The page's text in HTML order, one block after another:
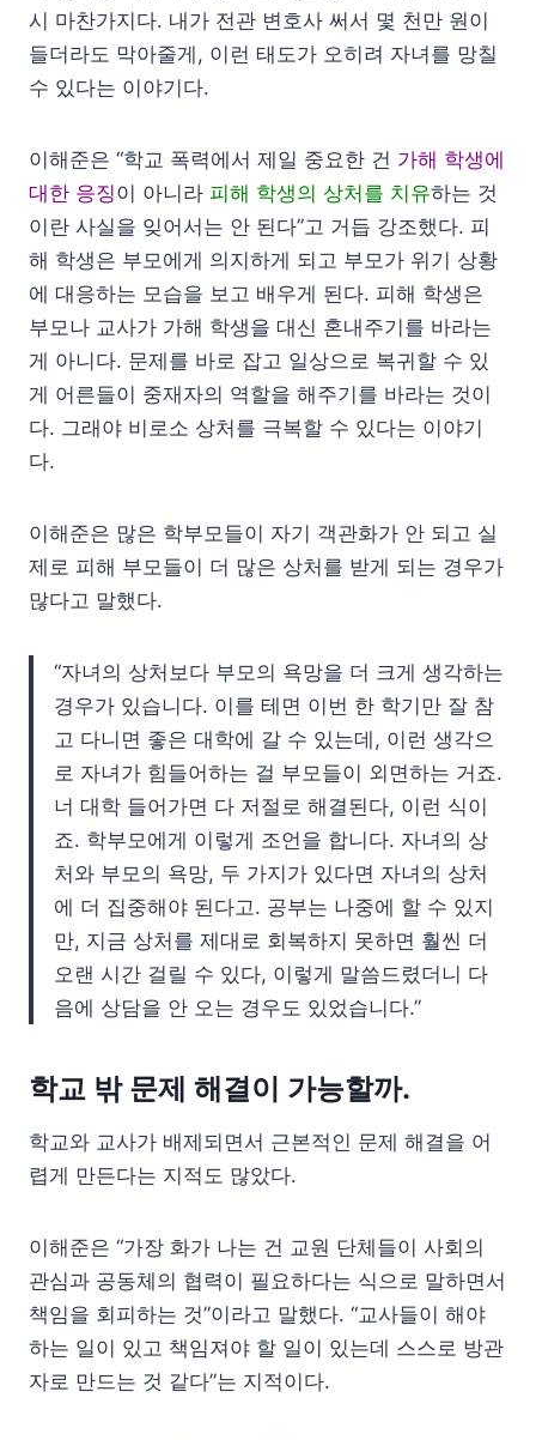
시 마찬가지다. 내가 전관 변호사 써서 몇 천만 원이
들더라도 막아줄게, 이런 태도가 오히려 자녀를 망칠
수 있다는 이야기다.
이해준은 “학교 폭력에서 제일 중요한 건 가해 학생에
대한 응징이 아니라 피해 학생의 상처를 치유하는 것
이란 사실을 잊어서는 안 된다”고 거듭 강조했다. 피
해 학생은 부모에게 의지하게 되고 부모가 위기 상황
에 대응하는 모습을 보고 배우게 된다. 피해 학생은
부모나 교사가 가해 학생을 대신 혼내주기를 바라는
게 아니다. 문제를 바로 잡고 일상으로 복귀할 수 있
게 어른들이 중재자의 역할을 해주기를 바라는 것이
다. 그래야 비로소 상처를 극복할 수 있다는 이야기
다.
이해준은 많은 학부모들이 자기 객관화가 안 되고 실
제로 피해 부모들이 더 많은 상처를 받게 되는 경우가
많다고 말했다.
“자녀의 상처보다 부모의 욕망을 더 크게 생각하는
경우가 있습니다. 이를 테면 이번 한 학기만 잘 참
고 다니면 좋은 대학에 갈 수 있는데, 이런 생각으
로 자녀가 힘들어하는 걸 부모들이 외면하는 거죠.
너 대학 들어가면 다 저절로 해결된다, 이런 식이
죠. 학부모에게 이렇게 조언을 합니다. 자녀의 상
처와 부모의 욕망, 두 가지가 있다면 자녀의 상처
에 더 집중해야 된다고. 공부는 나중에 할 수 있지
만, 지금 상처를 제대로 회복하지 못하면 훨씬 더
오랜 시간 걸릴 수 있다, 이렇게 말씀드렸더니 다
음에 상담을 안 오는 경우도 있었습니다.”
학교 밖 문제 해결이 가능할까.
학교와 교사가 배제되면서 근본적인 문제 해결을 어
렵게 만든다는 지적도 많았다.
이해준은 “가장 화가 나는 건 교원 단체들이 사회의
관심과 공동체의 협력이 필요하다는 식으로 말하면서
책임을 회피하는 것”이라고 말했다. “교사들이 해야
하는 일이 있고 책임져야 할 일이 있는데 스스로 방관
자로 만드는 것 같다”는 지적이다.